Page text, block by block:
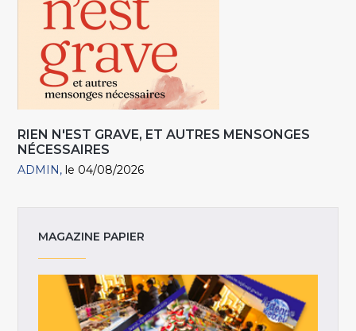
RIEN N'EST GRAVE, ET AUTRES MENSONGES
NÉCESSAIRES
ADMIN le 04/08/2026
MAGAZINE PAPIER